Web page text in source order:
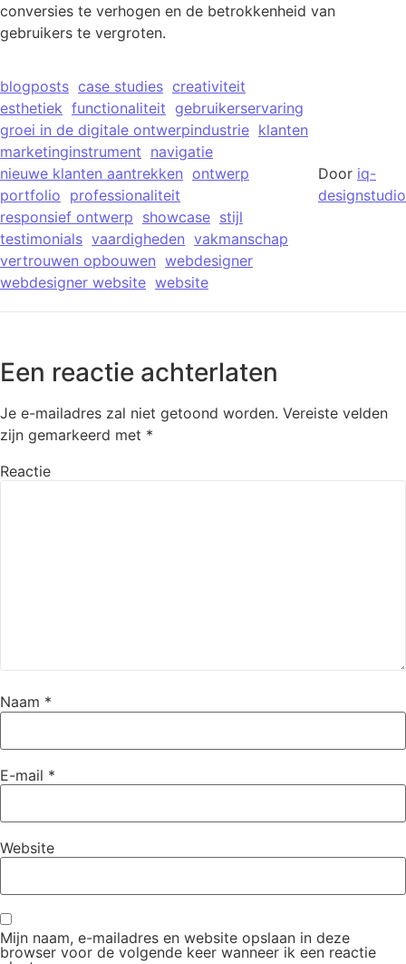
conversies te verhogen en de betrokkenheid van
gebruikers te vergroten.
blogposts case studies creativiteit
esthetiek functionaliteit gebruikerservaring
groei in de digitale ontwerpindustrie klanten
marketinginstrument navigatie
nieuwe klanten aantrekken ontwerp
portfolio professionaliteit
responsief ontwerp showcase stijl
testimonials vaardigheden vakmanschap
vertrouwen opbouwen webdesigner
webdesigner website website
Door iq-
designstudio
Een reactie achterlaten
Je e-mailadres zal niet getoond worden. Vereiste velden
zijn gemarkeerd met *
Reactie
Naam *
E-mail *
Website
Mijn naam, e-mailadres en website opslaan in deze
browser voor de volgende keer wanneer ik een reactie